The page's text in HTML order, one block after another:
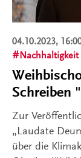
04.10.2023,
Nachhaltigkeit
Schreiben
Zur
„Laudate
über die